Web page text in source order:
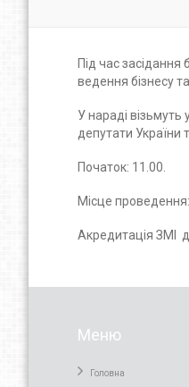
Під час
ведення бізнесу
У нараді візьмуть
депутати України
Початок: 11.00.
Місце
Акредитація ЗМІ
Меню
Головна